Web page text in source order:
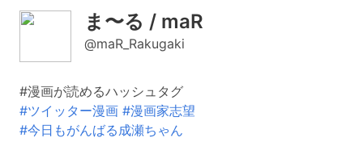
ま〜る / maR
@maR_Rakugaki
#漫画が読めるハッシュタグ
#ツイッター漫画 #漫画家志望
#今日もがんばる成瀬ちゃん